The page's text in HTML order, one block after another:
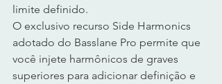
limite definido.
O exclusivo recurso Side Harmonics
adotado do Basslane Pro permite que
você injete harmônicos de graves
superiores para adicionar definição e